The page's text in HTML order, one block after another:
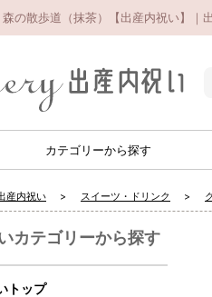
森の散歩道（抹茶）【出産内祝い】｜
カテゴリーから探す
産内祝い スイーツ・ドリンク
カテゴリーから探す
トップ